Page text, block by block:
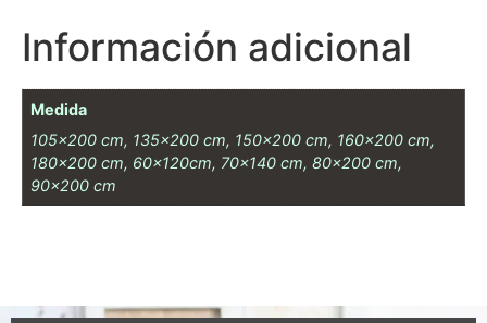
Información adicional
Medida
105×200 cm, 135×200 cm, 150×200 cm, 160×200 cm,
180×200 cm, 60x120cm, 70×140 cm, 80×200 cm,
90×200 cm